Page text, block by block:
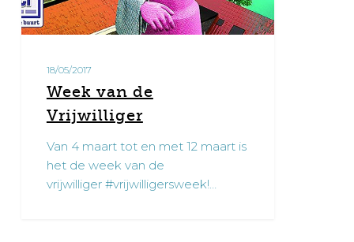
18/05/2017
Week van de
Vrijwilliger
Van 4 maart tot en met 12 maart is
het de week van de
vrijwilliger #vrijwilligersweek!…